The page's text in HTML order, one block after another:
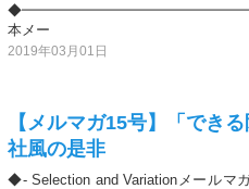
本メー
2019年03月01日
【メルマガ15号】「でき
社風の是非
◆- Selection and Variationメールマ